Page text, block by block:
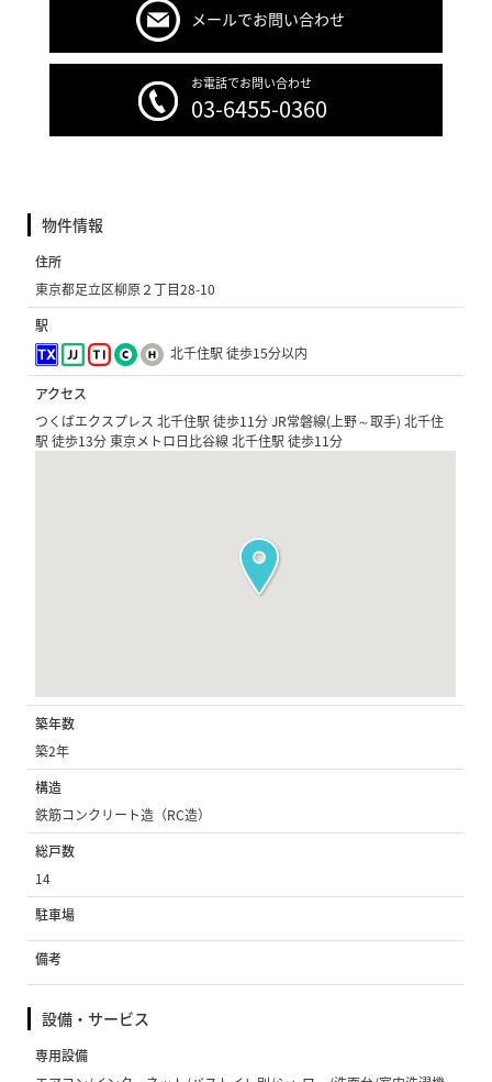
メールでお問い合わせ
お電話でお問い合わせ
03-6455-0360
物件情報
住所
東京都足立区柳原２丁目28-10
駅
北千住駅 徒歩15分以内
アクセス
つくばエクスプレス 北千住駅 徒歩11分 JR常磐線(上野～取手) 北千住
駅 徒歩13分 東京メトロ日比谷線 北千住駅 徒歩11分
築年数
築2年
構造
鉄筋コンクリート造（RC造）
総戸数
14
駐車場
備考
設備・サービス
専用設備